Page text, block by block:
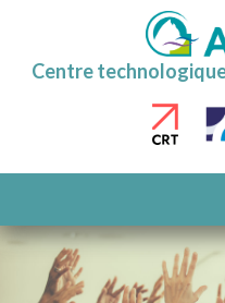
Centre
AU
CONTENU